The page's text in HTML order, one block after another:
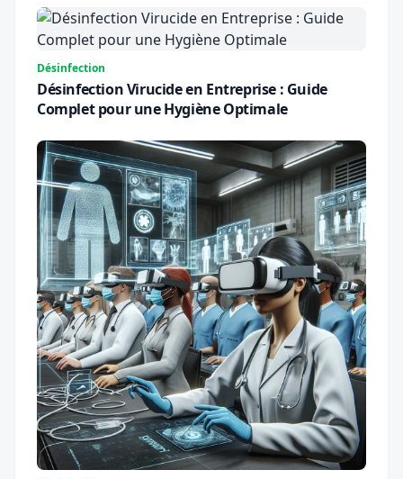
Désinfection
Désinfection Virucide en Entreprise : Guide
Complet pour une Hygiène Optimale